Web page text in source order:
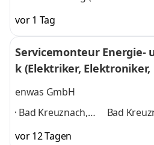
vor 1 Tag
Servicemonteur Energie-
k (Elektriker,
m/w/d)
enwas GmbH
Bad Kreuznach,
Darmstadt,
Bad
vor 12 Tagen